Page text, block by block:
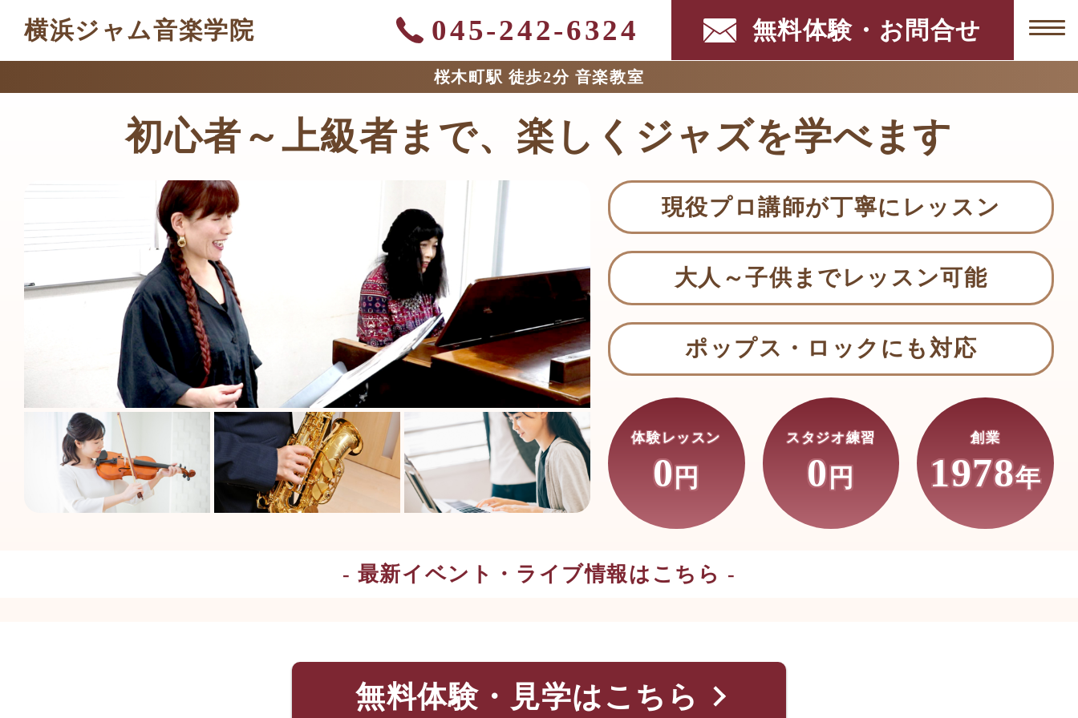
TOP
ABOUTジャム
学科紹介（楽器別）
大人クラス
こどもクラス
費用のご案内
レッスンについて
生徒さんの声
アクセス
お知らせ
イベント・ライブ情報
無料体験レッスン
横浜ジャム音楽学院 045-242-6324 無料体験・お問合せ
桜木町駅 徒歩2分 音楽教室
初心者～上級者まで、楽しくジャズを学べます
体験レッスン
0 円
スタジオ練習
0 円
創業
1978年
現役プロ講師が丁寧にレッスン
大人～子供までレッスン可能
ポップス・ロックにも対応
- 最新イベント・ライブ情報はこちら -
無料体験・見学はこちら